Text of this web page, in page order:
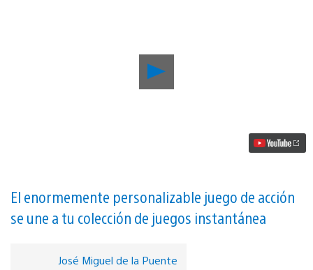
Kings
vídeo
El enormemente personalizable juego de acción
se une a tu colección de juegos instantánea
José Miguel de la Puente